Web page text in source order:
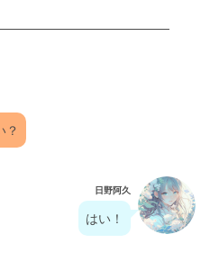
日野阿久
はい！